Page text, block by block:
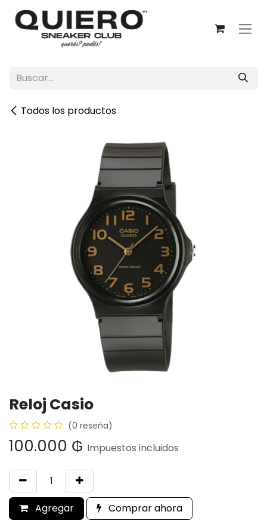
Ir al contenido
Todos los productos
Reloj Casio
(0 reseña)
100.000 ₲ Impuestos incluidos
Agregar Comprar ahora